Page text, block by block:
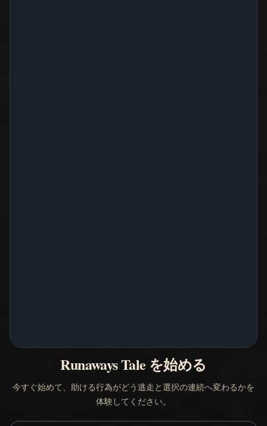
Runaways Tale を始める
今すぐ始めて、助ける行為がどう逃走と選択の連続へ変わるかを
体験してください。